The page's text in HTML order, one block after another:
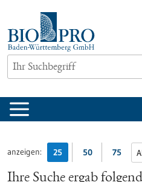
springen
anzeigen: 25 50 75
Ihre Suche ergab